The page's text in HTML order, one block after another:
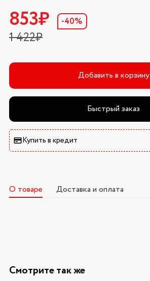
853₽
1 422₽
-40%
Добавить в корзину
Быстрый заказ
Купить в кредит
О товаре Доставка и оплата
Смотрите так же